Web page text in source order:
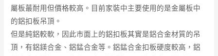
屬板蕞耐用但價格較高。目前家裝中主要使用的是金屬板中
的鋁扣板吊頂。
但是純鋁較軟，因此市面上的鋁扣板其實是鋁合金材質的吊
頂，有鋁鎂合金、鋁錳合金等。鋁錳合金扣板硬度較高，鋁